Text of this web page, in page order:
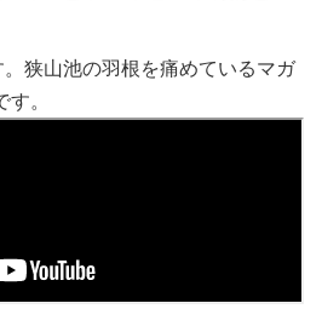
狭山池の羽根を痛めているマガ
。